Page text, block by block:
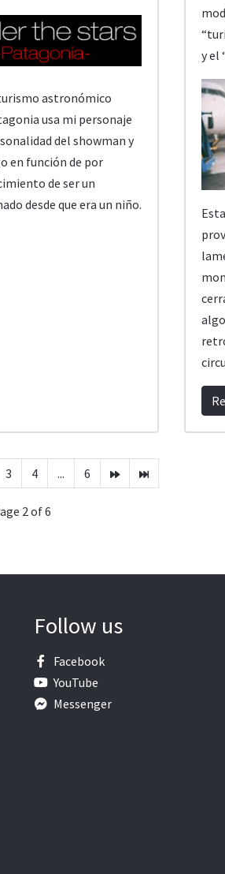
astronómico
usa mi personaje
del showman y
en función de por
de ser un
desde que era un niño.
y el
3 4 ... 6
2 of 6
Follow us
Facebook
YouTube
Messenger